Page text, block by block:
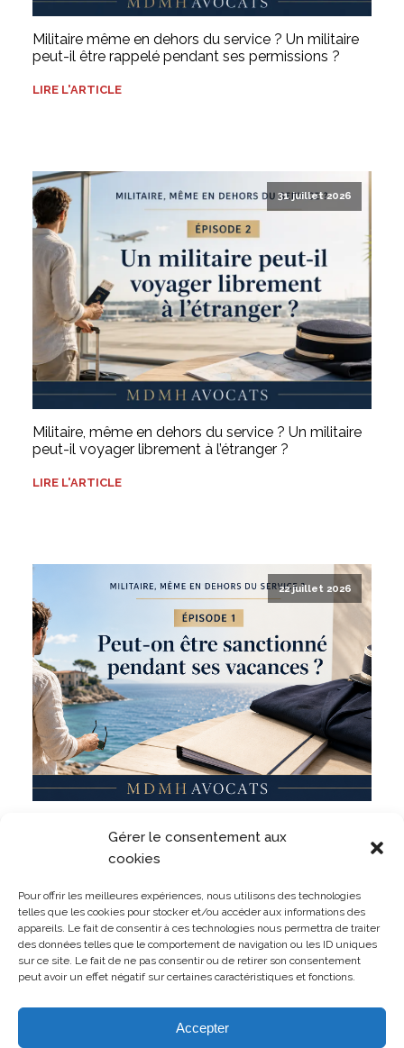
Gérer le consentement aux
cookies
Pour offrir les meilleures expériences, nous utilisons des technologies
telles que les cookies pour stocker et/ou accéder aux informations des
appareils. Le fait de consentir à ces technologies nous permettra de traiter
des données telles que le comportement de navigation ou les ID uniques
sur ce site. Le fait de ne pas consentir ou de retirer son consentement
peut avoir un effet négatif sur certaines caractéristiques et fonctions.
Accepter
Militaire même en dehors du service ? Un militaire
peut-il être rappelé pendant ses permissions ?
LIRE L'ARTICLE
31 juillet 2026
Militaire, même en dehors du service ? Un militaire
peut-il voyager librement à l’étranger ?
LIRE L'ARTICLE
22 juillet 2026
peut-il être sanctionné pour des faits commis
pendant ses vacances ?
LIRE L'ARTICLE
TOUTES LES PUBLICATIONS